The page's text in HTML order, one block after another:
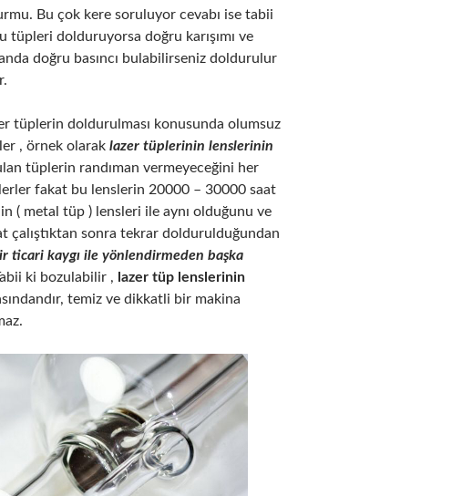
Bu çok kere soruluyor cevabı ise tabii
dolduruyorsa doğru karışımı ve
doğru basıncı bulabilirseniz doldurulur
tüplerin doldurulması konusunda olumsuz
, örnek olarak lazer tüplerinin lenslerinin
tüplerin randıman vermeyeceğini her
fakat bu lenslerin 20000 – 30000 saat
( metal tüp ) lensleri ile aynı olduğunu ve
çalıştıktan sonra tekrar doldurulduğundan
ticari kaygı ile yönlendirmeden başka
ki bozulabilir , lazer tüp lenslerinin
temiz ve dikkatli bir makina